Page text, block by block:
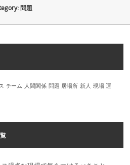
問題
チーム 人間関係 問題 居場所 新人 現場 運